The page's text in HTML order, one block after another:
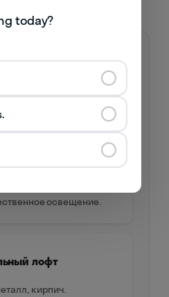
стилях
стиль
освещение.
лофт
кирпич.